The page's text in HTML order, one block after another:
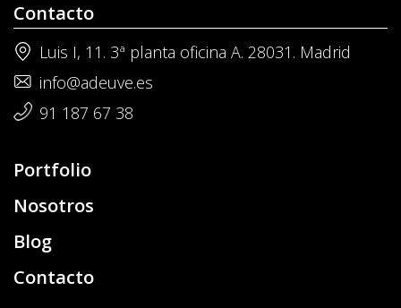
Contacto
Luis I, 11. 3ª planta oficina A. 28031. Madrid
info@adeuve.es
91 187 67 38
Portfolio
Nosotros
Blog
Contacto